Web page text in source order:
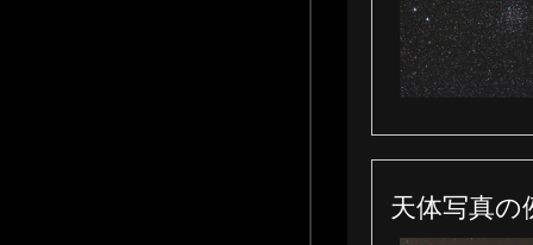
天体写真の